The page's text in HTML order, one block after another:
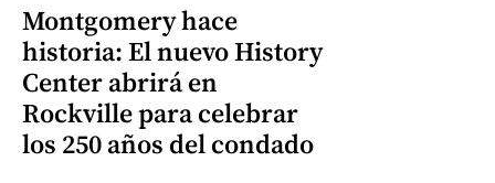
Montgomery hace
historia: El nuevo History
Center abrirá en
Rockville para celebrar
los 250 años del condado